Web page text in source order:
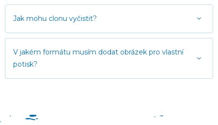
Jak mohu clonu vyčistit?
V jakém formátu musím dodat obrázek pro vlastní
potisk?